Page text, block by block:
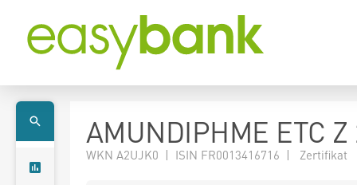
AMUNDIPHME ETC Z
WKN A2UJK0 | ISIN FR0013416716 | Zertifikat